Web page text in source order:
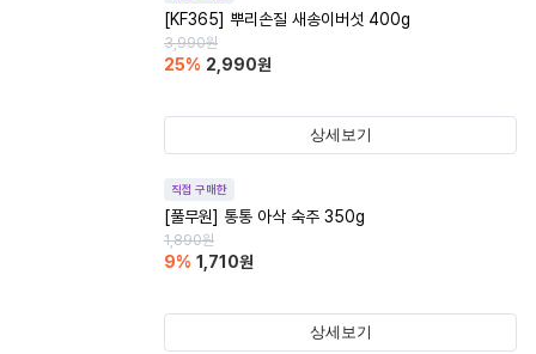
[KF365] 뿌리손질 새송이버섯 400g
3,990원
25% 2,990원
상세보기
직접 구매한
[풀무원] 통통 아삭 숙주 350g
1,890원
9% 1,710원
상세보기